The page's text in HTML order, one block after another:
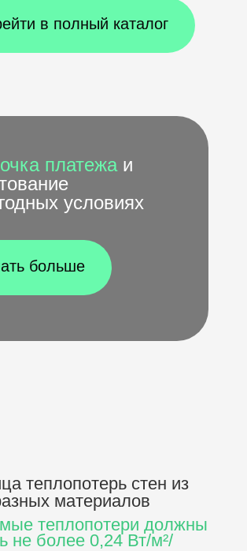
в полный каталог
платежа и
условиях
больше
теплопотерь стен из
материалов
теплопотери должны
не более 0,24 Вт/м²/